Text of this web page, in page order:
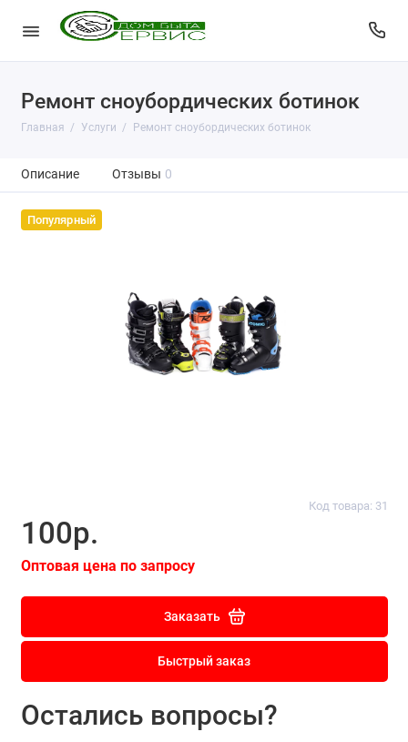
Ремонт сноубордических ботинок
Главная Услуги Ремонт сноубордических ботинок
Описание Отзывы 0
Популярный
Код товара: 31
100р.
Оптовая цена по запросу
Заказать
Быстрый заказ
Остались вопросы?